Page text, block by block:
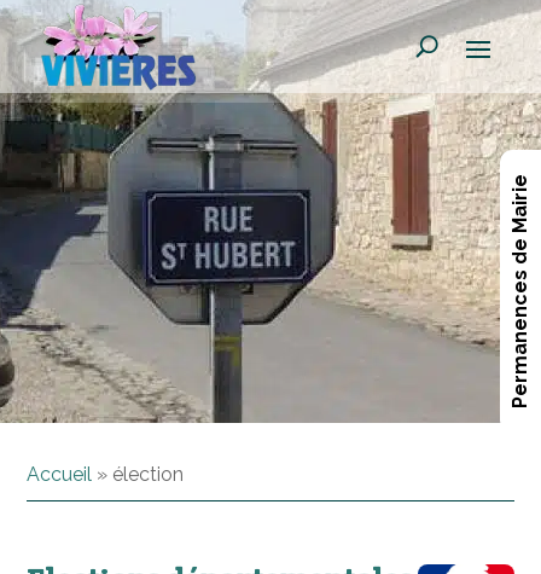
Permanences de Mairie
Accueil » élection